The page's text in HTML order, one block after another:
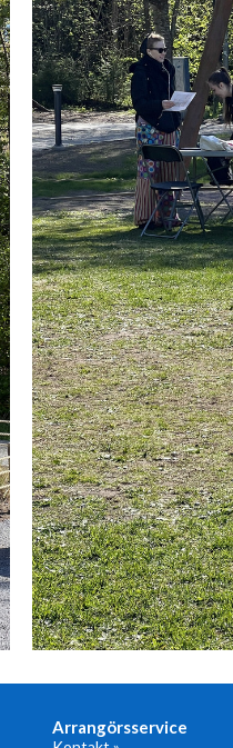
Arrangörsservice